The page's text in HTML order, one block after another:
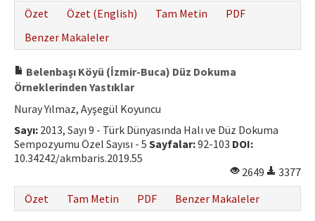
Özet
Özet (English) Tam Metin
PDF
Benzer Makaleler
Belenbaşı Köyü (İzmir-Buca) Düz Dokuma
Örneklerinden Yastıklar
Nuray Yılmaz, Ayşegül Koyuncu
Sayı: 2013, Sayı 9 - Türk Dünyasında Halı ve Düz Dokuma
Sempozyumu Özel Sayısı - 5 Sayfalar:92-103 DOI:
10.34242/akmbaris.2019.55
2649
3377
Özet
Tam Metin PDF Benzer Makaleler